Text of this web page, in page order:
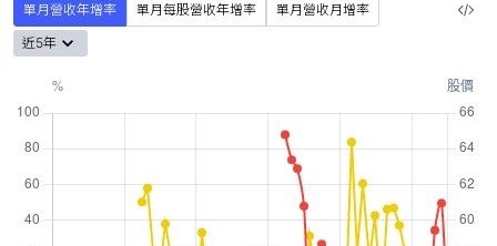
單月營收年增率 單月每股營收年增率
單月營收月增率
近5年